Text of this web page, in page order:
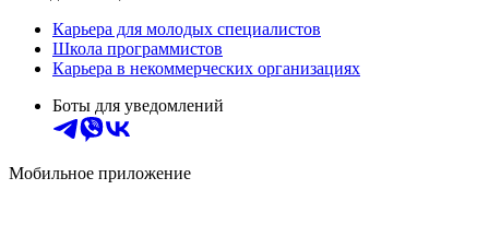
Карьера для молодых специалистов
Школа программистов
Карьера в некоммерческих организациях
Боты для уведомлений
Мобильное приложение